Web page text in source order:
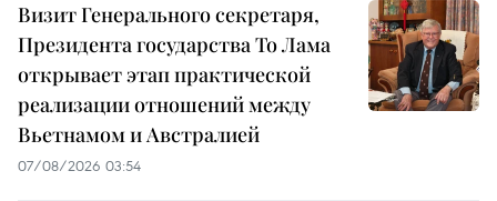
Визит Генерального секретаря,
Президента государства То Лама
открывает этап практической
реализации отношений между
Вьетнамом и Австралией
07/08/2026 03:54